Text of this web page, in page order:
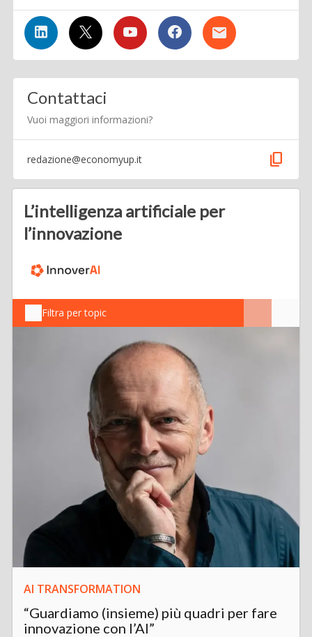
Contattaci
Vuoi maggiori informazioni?
redazione@economyup.it content_copy
L’intelligenza artificiale per
l’innovazione
Filtra per topic
AI TRANSFORMATION
“Guardiamo (insieme) più quadri per fare
innovazione con l’AI”